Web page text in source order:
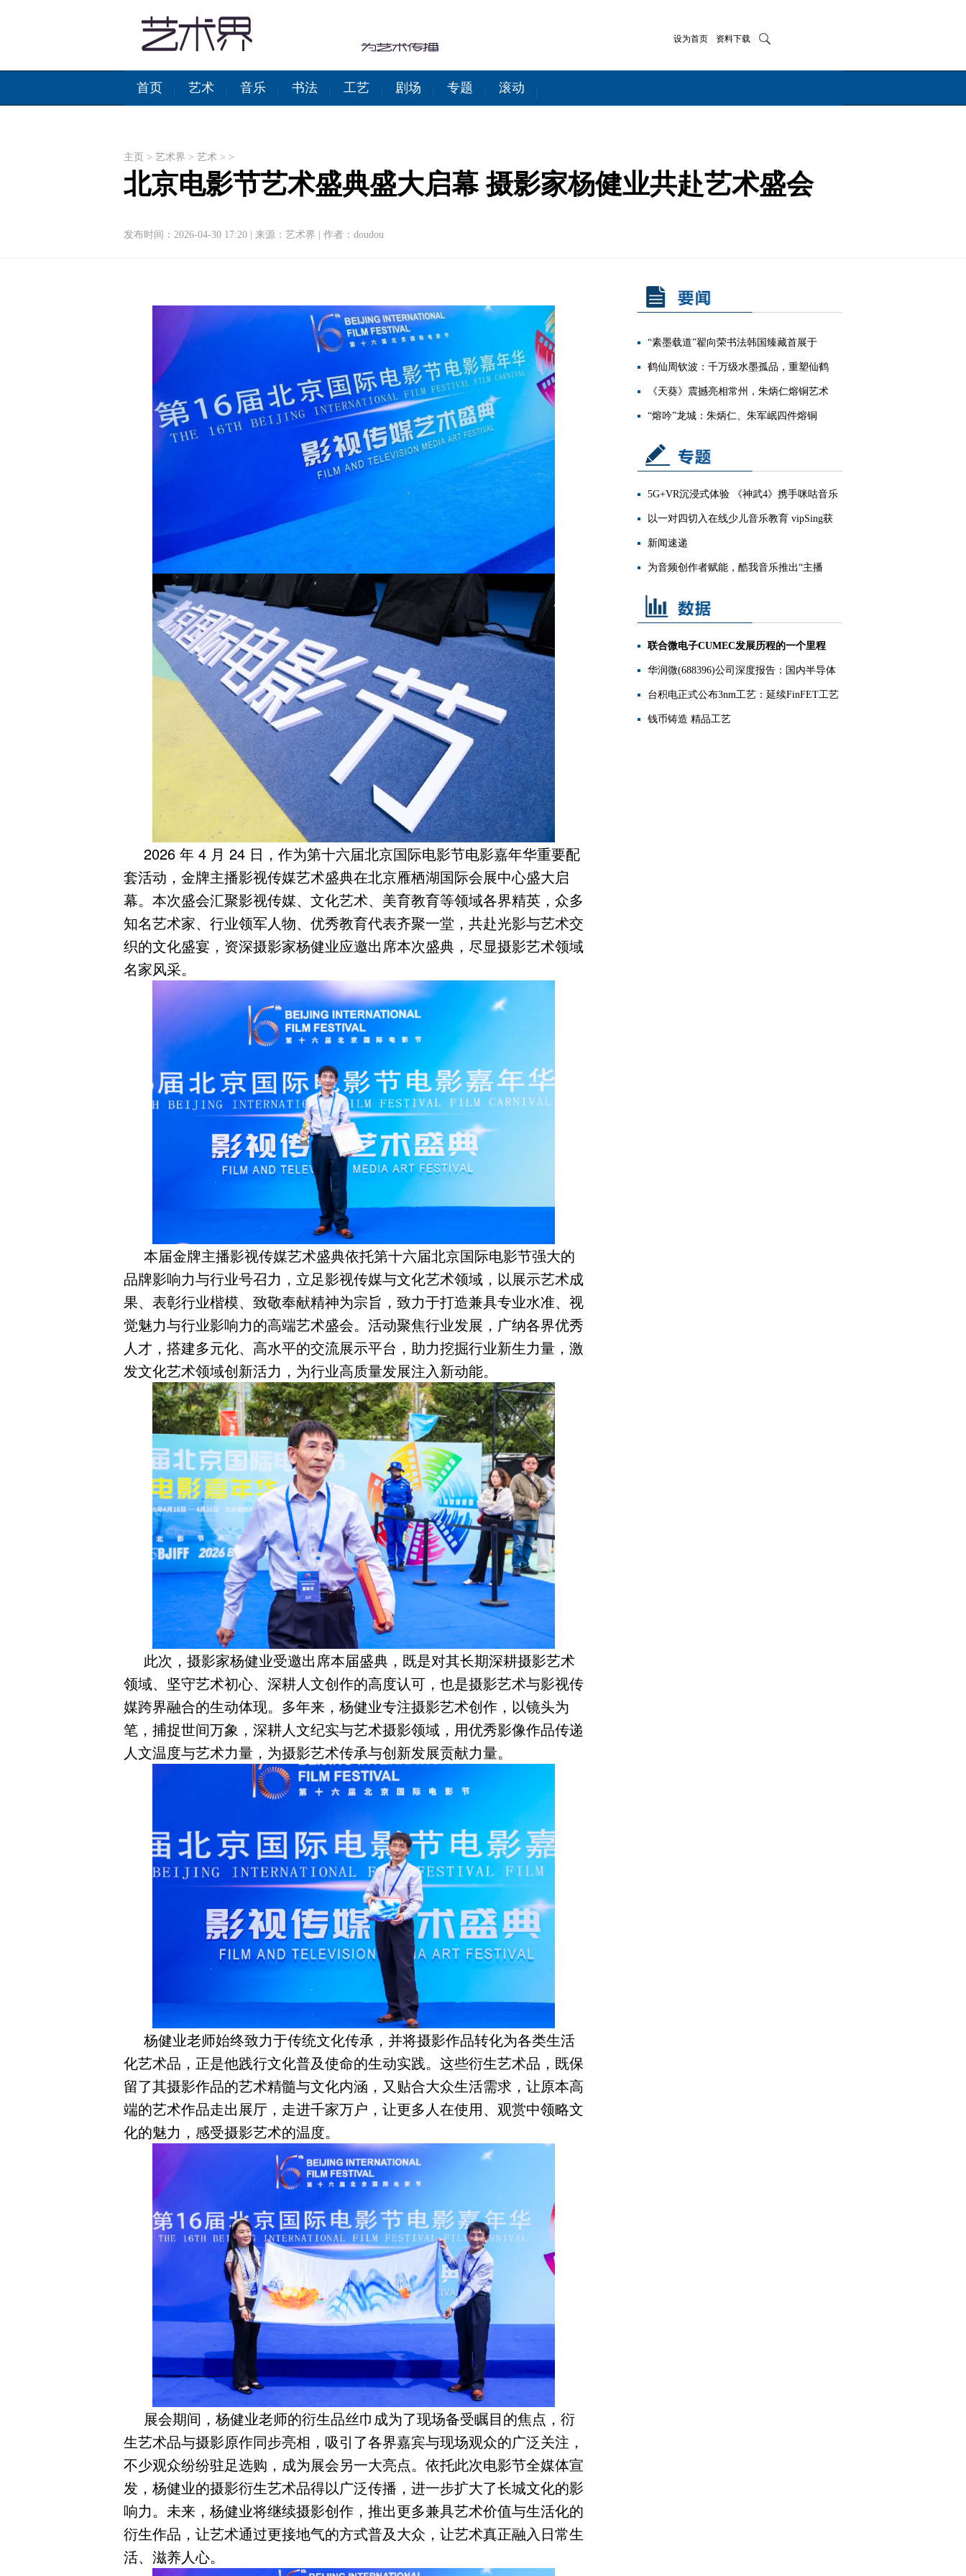
设为首页 资料下载
首页 艺术 音乐 书法 工艺 剧场 专题 滚动
主页 > 艺术界 > 艺术 > >
北京电影节艺术盛典盛大启幕 摄影家杨健业共赴艺术盛会
发布时间：2026-04-30 17:20 来源：艺术界 作者：doudou
2026 年 4 月 24 日，作为第十六届北京国际电影节电影嘉年华重要配
套活动，金牌主播影视传媒艺术盛典在北京雁栖湖国际会展中心盛大启
幕。本次盛会汇聚影视传媒、文化艺术、美育教育等领域各界精英，众多
知名艺术家、行业领军人物、优秀教育代表齐聚一堂，共赴光影与艺术交
织的文化盛宴，资深摄影家杨健业应邀出席本次盛典，尽显摄影艺术领域
名家风采。
本届金牌主播影视传媒艺术盛典依托第十六届北京国际电影节强大的
品牌影响力与行业号召力，立足影视传媒与文化艺术领域，以展示艺术成
果、表彰行业楷模、致敬奉献精神为宗旨，致力于打造兼具专业水准、视
觉魅力与行业影响力的高端艺术盛会。活动聚焦行业发展，广纳各界优秀
人才，搭建多元化、高水平的交流展示平台，助力挖掘行业新生力量，激
发文化艺术领域创新活力，为行业高质量发展注入新动能。
此次，摄影家杨健业受邀出席本届盛典，既是对其长期深耕摄影艺术
领域、坚守艺术初心、深耕人文创作的高度认可，也是摄影艺术与影视传
媒跨界融合的生动体现。多年来，杨健业专注摄影艺术创作，以镜头为
笔，捕捉世间万象，深耕人文纪实与艺术摄影领域，用优秀影像作品传递
人文温度与艺术力量，为摄影艺术传承与创新发展贡献力量。
杨健业老师始终致力于传统文化传承，并将摄影作品转化为各类生活
化艺术品，正是他践行文化普及使命的生动实践。这些衍生艺术品，既保
留了其摄影作品的艺术精髓与文化内涵，又贴合大众生活需求，让原本高
端的艺术作品走出展厅，走进千家万户，让更多人在使用、观赏中领略文
化的魅力，感受摄影艺术的温度。
展会期间，杨健业老师的衍生品丝巾成为了现场备受瞩目的焦点，衍
生艺术品与摄影原作同步亮相，吸引了各界嘉宾与现场观众的广泛关注，
不少观众纷纷驻足选购，成为展会另一大亮点。依托此次电影节全媒体宣
发，杨健业的摄影衍生艺术品得以广泛传播，进一步扩大了长城文化的影
响力。未来，杨健业将继续摄影创作，推出更多兼具艺术价值与生活化的
衍生作品，让艺术通过更接地气的方式普及大众，让艺术真正融入日常生
活、滋养人心。
“素墨载道”翟向荣书法韩国臻藏首展于
鹤仙周钦波：千万级水墨孤品，重塑仙鹤
《天葵》震撼亮相常州，朱炳仁熔铜艺术
“熔吟”龙城：朱炳仁、朱军岷四件熔铜
5G+VR沉浸式体验 《神武4》携手咪咕音乐
举
以一对四切入在线少儿音乐教育 vipSing获
新闻速递
为音频创作者赋能，酷我音乐推出“主播
联合微电子CUMEC发展历程的一个里程
碑：
华润微(688396)公司深度报告：国内半导体
台积电正式公布3nm工艺：延续FinFET工艺
钱币铸造 精品工艺